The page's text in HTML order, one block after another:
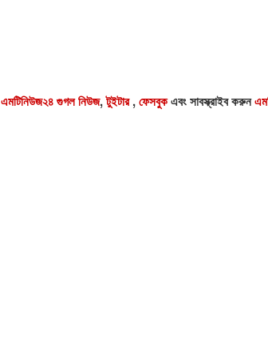
এমটিনিউজ২৪ গুগল নিউজ,টুইটার,ফেসবুকএবং সাবস্ক্রাইব করুন